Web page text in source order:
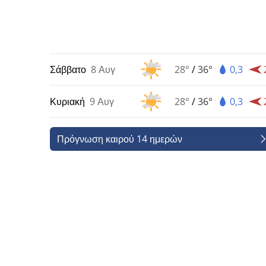
Σάββατο 8 Αυγ 28° /36° 0,3
Κυριακή 9 Αυγ 28° /36° 0,3
Πρόγνωση καιρού 14 ημερών